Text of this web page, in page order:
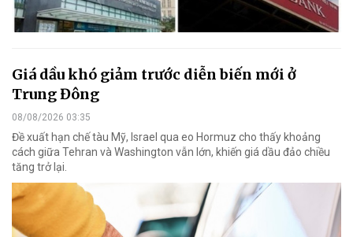
Giá dầu khó giảm trước diễn biến mới ở
Trung Đông
08/08/2026 03:35
Đề xuất hạn chế tàu Mỹ, Israel qua eo Hormuz cho thấy khoảng
cách giữa Tehran và Washington vẫn lớn, khiến giá dầu đảo chiều
tăng trở lại.